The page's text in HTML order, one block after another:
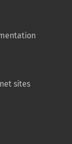
sites